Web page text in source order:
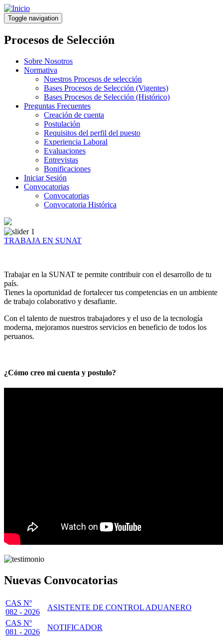
Pasar
al
contenido
principal
Toggle navigation
Procesos de Selección
Sobre Nosotros
Normativa
Nuestros Procesos de selección
Bases Procesos de Selección (Vigentes)
Bases Procesos de Selección (Histórico)
Preguntas Frecuentes
Creación de cuenta
Postulación
Requisitos del perfil del puesto
Experiencia Laboral
Evaluaciones
Entrevistas
Bonificaciones
Iniciar Sesión
Convocatorias
Convocatorias
Convocatoria Histórica
TRABAJA EN SUNAT
Trabajar en la SUNAT te permite contribuir con el desarrollo de tu
país.
Tienes la oportunidad de fortalecer tus competencias en un ambiente
de trabajo colaborativo y desafiante.
Con el talento de nuestros trabajadores y el uso de la tecnología
moderna, mejoramos nuestros servicios en beneficio de todos los
peruanos.
¿Cómo creo mi cuenta y postulo?
Nuevas Convocatorias
CAS Nº
082 - 2026
ASISTENTE DE CONTROL ADUANERO
CAS Nº
081 - 2026
NOTIFICADOR